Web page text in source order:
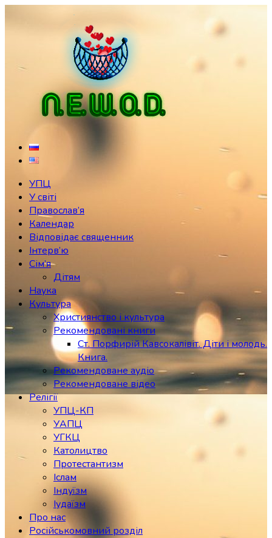
УПЦ
У світі
Православ’я
Календар
Відповідає священник
Інтерв’ю
Сім’я
Дітям
Наука
Культура
Християнство і культура
Рекомендовані книги
Ст. Порфирій Кавсокалівіт. Діти і молодь.
Книга.
Рекомендоване аудіо
Рекомендоване відео
Релігії
УПЦ-КП
УАПЦ
УГКЦ
Католицтво
Протестантизм
Іслам
Індуїзм
Іудаїзм
Про нас
Російськомовний розділ